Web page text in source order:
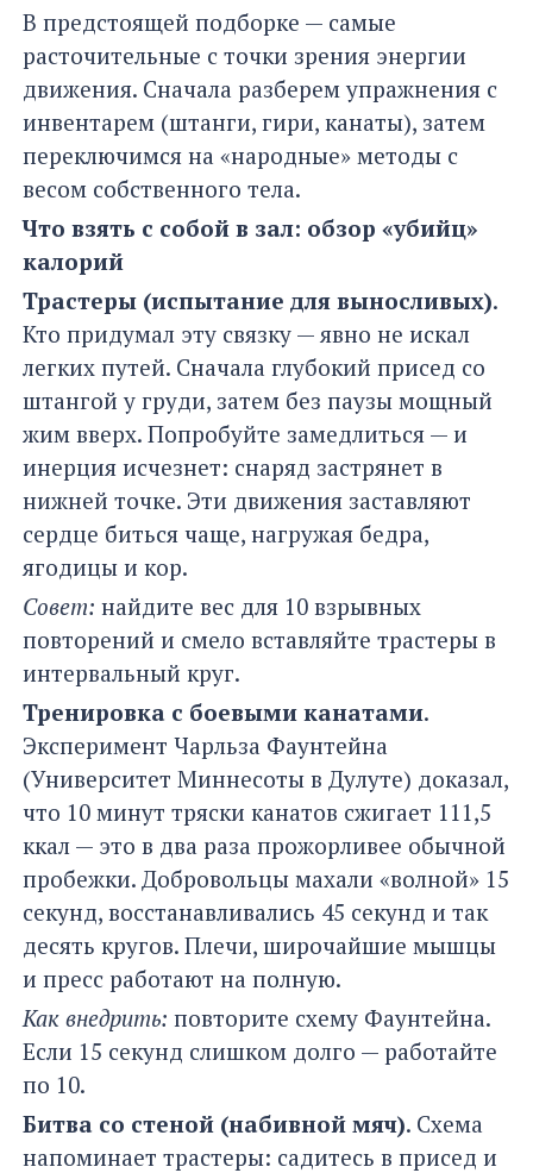
В предстоящей подборке — самые
расточительные с точки зрения энергии
движения. Сначала разберем упражнения с
инвентарем (штанги, гири, канаты), затем
переключимся на «народные» методы с
весом собственного тела.
Что взять с собой в зал: обзор «убийц»
калорий
Трастеры (испытание для выносливых).
Кто придумал эту связку — явно не искал
легких путей. Сначала глубокий присед со
штангой у груди, затем без паузы мощный
жим вверх. Попробуйте замедлиться — и
инерция исчезнет: снаряд застрянет в
нижней точке. Эти движения заставляют
сердце биться чаще, нагружая бедра,
ягодицы и кор.
Совет: найдите вес для 10 взрывных
повторений и смело вставляйте трастеры в
интервальный круг.
Тренировка с боевыми канатами.
Эксперимент Чарльза Фаунтейна
(Университет Миннесоты в Дулуте) доказал,
что 10 минут тряски канатов сжигает 111,5
ккал — это в два раза прожорливее обычной
пробежки. Добровольцы махали «волной» 15
секунд, восстанавливались 45 секунд и так
десять кругов. Плечи, широчайшие мышцы
и пресс работают на полную.
Как внедрить: повторите схему Фаунтейна.
Если 15 секунд слишком долго — работайте
по 10.
Битва со стеной (набивной мяч). Схема
напоминает трастеры: садитесь в присед и